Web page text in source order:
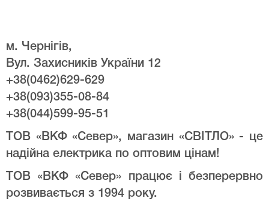
м. Чернігів,
Вул. Захисників України 12
+38(0462)629-629
+38(093)355-08-84
+38(044)599-95-51
ТОВ «ВКФ «Север», магазин «СВІТЛО» - це
надійна електрика по оптовим цінам!
ТОВ «ВКФ «Север» працює і безперервно
розвивається з 1994 року.